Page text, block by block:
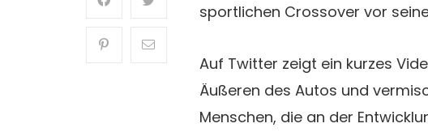
sportlichen Crossover vor
Auf Twitter zeigt ein kurzes
Äußeren des Autos und
Menschen, die an der